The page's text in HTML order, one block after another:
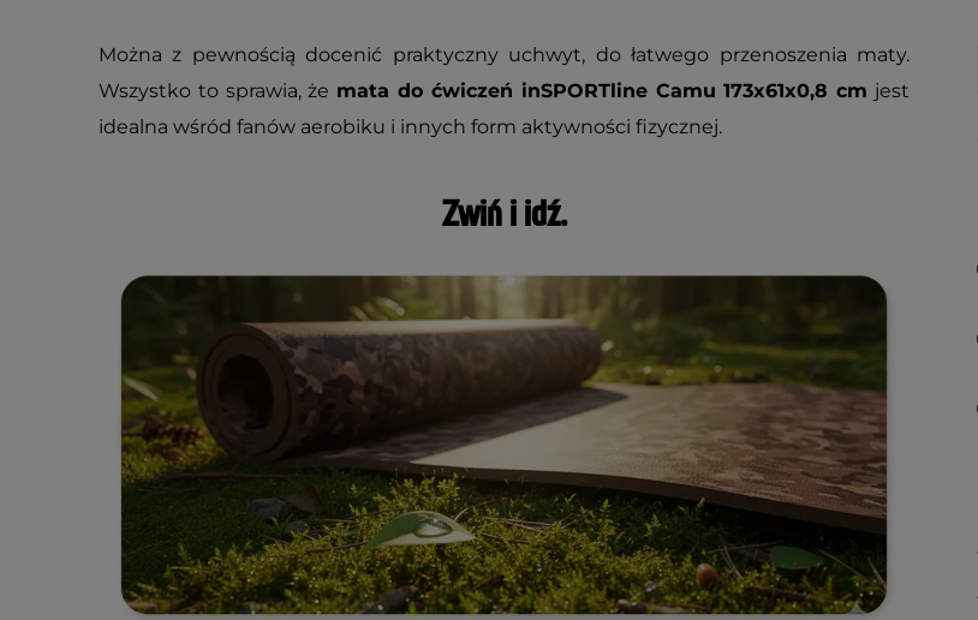
Można z pewnością docenić praktyczny uchwyt, do łatwego przenoszenia maty.
Wszystko to sprawia, że mata do ćwiczeń inSPORTline Camu 173x61x0,8 cm jest
idealna wśród fanów aerobiku i innych form aktywności fizycznej.
Zwiń i idź.